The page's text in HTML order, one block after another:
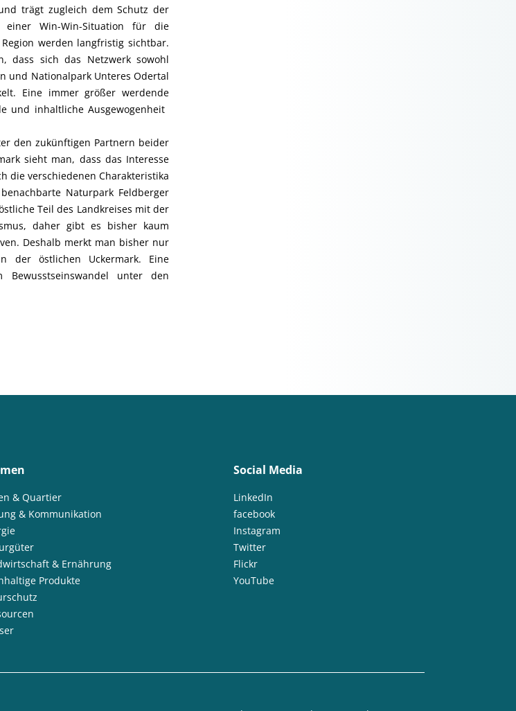
trägt zugleich dem Schutz der
einer Win-Win-Situation für die
werden langfristig sichtbar.
dass sich das Netzwerk sowohl
und Nationalpark Unteres Odertal
Eine immer größer werdende
inhaltliche Ausgewogenheit 
den zukünftigen Partnern beider
sieht man, dass das Interesse
die verschiedenen Charakteristika
Naturpark Feldberger
Teil des Landkreises mit der
daher gibt es bisher kaum
Deshalb merkt man bisher nur
der östlichen Uckermark. Eine
unter den
& Quartier
& Kommunikation
& Ernährung
Produkte
Social Media
LinkedIn
facebook
Instagram
Twitter
Flickr
YouTube